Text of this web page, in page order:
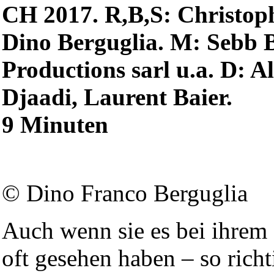
CH 2017. R,B,S:
Dino Berguglia. M: Sebb
Productions sarl u.a. D:
Djaadi, Laurent Baier.
9 Minuten
© Dino Franco Berguglia
Auch wenn sie es bei
oft gesehen haben – so